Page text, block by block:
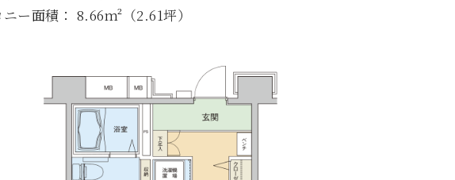
ー面積： 8.66m²（2.61坪）